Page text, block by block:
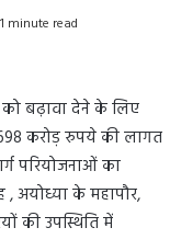
1 minute read
को बढ़ावा देने के लिए
करोड़ रुपये की लागत
परियोजनाओं का
, अयोध्या के महापौर,
की उपस्थिति में